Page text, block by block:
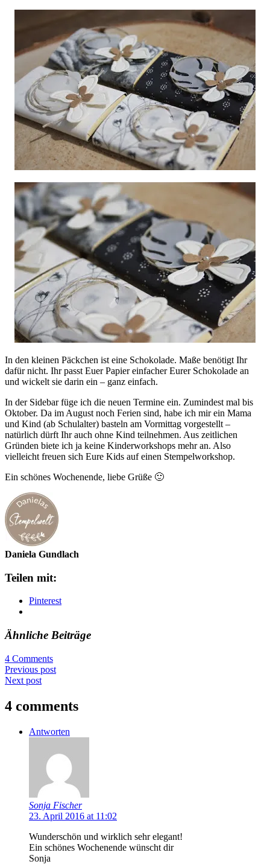
In den kleinen Päckchen ist eine Schokolade. Maße benötigt Ihr
dafür nicht. Ihr passt Euer Papier einfacher Eurer Schokolade an
und wickelt sie darin ein – ganz einfach.
In der Sidebar füge ich die neuen Termine ein. Zumindest mal bis
Oktober. Da im August noch Ferien sind, habe ich mir ein Mama
und Kind (ab Schulalter) basteln am Vormittag vorgestellt –
natürlich dürft Ihr auch ohne Kind teilnehmen. Aus zeitlichen
Gründen biete ich ja keine Kinderworkshops mehr an. Also
vielleicht freuen sich Eure Kids auf einen Stempelworkshop.
Ein schönes Wochenende, liebe Grüße 🙂
Daniela Gundlach
Teilen mit:
Pinterest
Ähnliche Beiträge
4 Comments
Previous post
Next post
4 comments
Antworten
Sonja Fischer
23. April 2016 at 11:02
Wunderschön und wirklich sehr elegant!
Ein schönes Wochenende wünscht dir
Sonja